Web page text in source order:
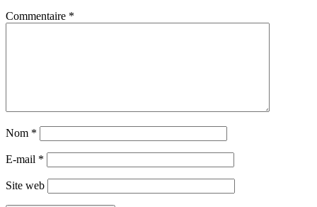
Commentaire *
Nom *
E-mail *
Site web